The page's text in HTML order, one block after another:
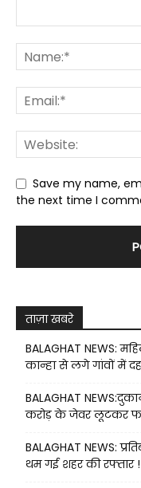
Save my name,
the next time I
ताज़ा खबरे
BALAGHAT NEWS:
कान्हा से लगे गांवों में
BALAGHAT
करोड़ के जेवर लूटकर
BALAGHAT NEWS:
थम गई शहर की रफ्तार !